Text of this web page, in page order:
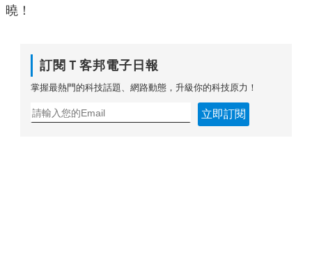
曉！
訂閱Ｔ客邦電子日報
掌握最熱門的科技話題、網路動態，升級你的科技原力！
立即訂閱